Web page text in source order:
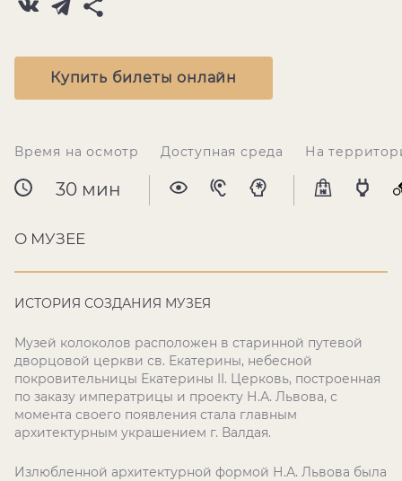
Купить билеты онлайн
Время на осмотр
30 мин
Доступная среда На
О МУЗЕЕ
ИСТОРИЯ СОЗДАНИЯ МУЗЕЯ
Музей колоколов расположен в старинной путевой
дворцовой церкви св. Екатерины, небесной
покровительницы Екатерины II. Церковь, построенная
по заказу императрицы и проекту Н.А. Львова, с
момента своего появления стала главным
архитектурным украшением г. Валдая.
Излюбленной архитектурной формой Н.А. Львова была